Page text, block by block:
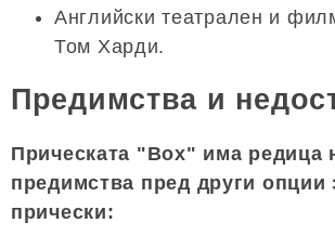
Английски театрален и
Том Харди.
Предимства и
Прическата "Box" има редица
предимства пред други опции
прически: